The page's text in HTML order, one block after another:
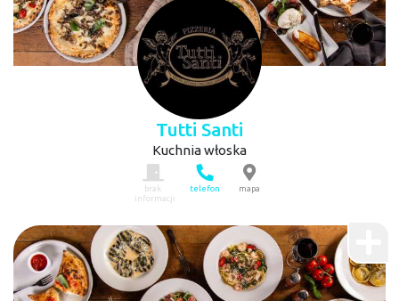
Tutti Santi
Kuchnia włoska
brak
informacji
telefon mapa